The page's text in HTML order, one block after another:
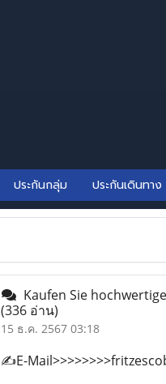
ประกันกลุ่ม ประกันเดินทาง
Kaufen Sie
(336 อ่าน)
15 ธ.ค. 2567 03:18
✍️E-